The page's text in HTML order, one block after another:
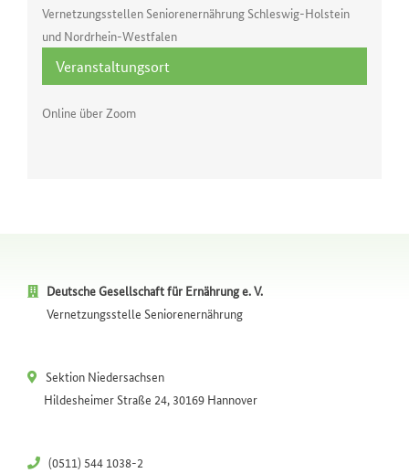
Veranstaltungsort
Online über Zoom
Vernetzungsstellen Seniorenernährung Schleswig-Holstein
und Nordrhein-Westfalen
Deutsche Gesellschaft für Ernährung e. V.
Vernetzungsstelle Seniorenernährung
Sektion Niedersachsen
Hildesheimer Straße 24, 30169 Hannover
(0511) 544 1038-2